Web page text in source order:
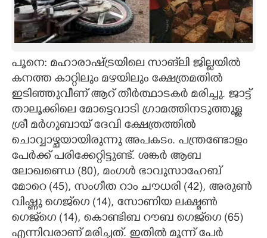
ART
ASTRO
CARTOONS
LITERATURE
ZOOM
CONTACT US
പൂനെ: മഹാരാഷ്ട്രയിലെ സാങ്‌ലി ജില്ലയിൽ
കനത്ത കാറ്റിലും മഴയിലും ക്ഷേത്രമതിൽ
ഇടിഞ്ഞുവീണ് ആറ് തീർത്ഥാടകർ മരിച്ചു. ജാട്ട്
താലൂക്കിലെ മോട്ടെവാടി ഗ്രാമത്തിനടുത്തുള്ള
ശ്രീ മർഗുബായ് ദേവി ക്ഷേത്രത്തിൽ
ചൊവ്വാഴ്ചയായിരുന്നു അപകടം. പന്ത്രണ്ടോളം
പേർക്ക് പരിക്കേറ്റിട്ടുണ്ട്. ശങ്കർ ആബ
ലോഖണ്ഡെ (80), മംഗൾ ഭാവുസാഹേബ്
മോറെ (45), സംഗീത റാം ചൗധരി (42), അരുൺ
വിഷ്ണു ഗെജ്‌ഗെ (14), സോണിയ ലക്ഷ്മൺ
ഗെജ്‌ഗെ (14), കൊണ്ടിബ റൗബ ഗെജ്‌ഗെ (65)
എന്നിവരാണ് മരിച്ചത്. ഇതിൽ മൂന്ന് പേർ